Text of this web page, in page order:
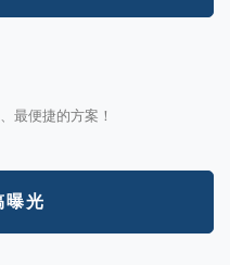
最便捷的方案！
曝光